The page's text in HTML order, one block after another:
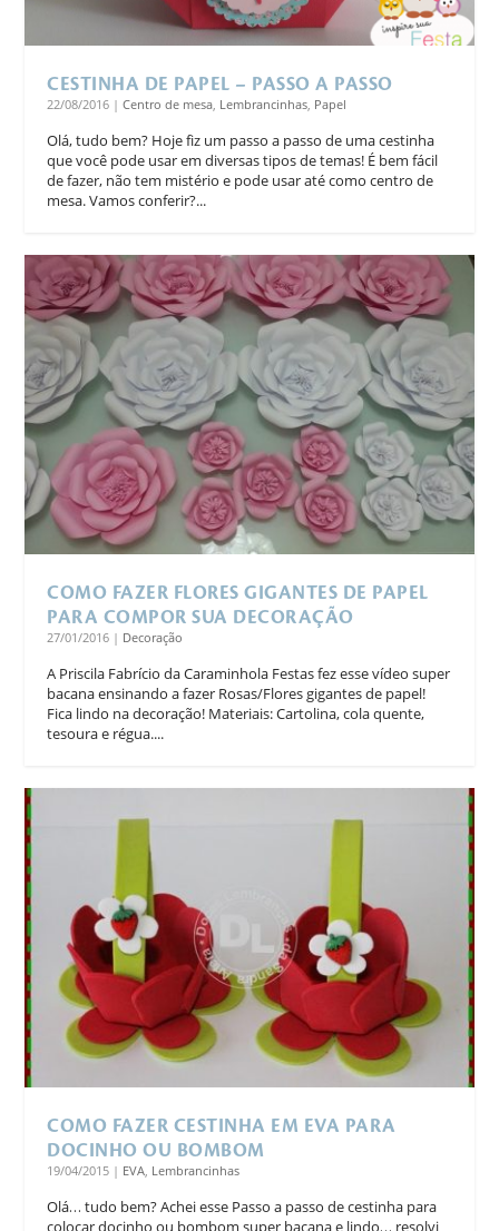
CESTINHA DE PAPEL – PASSO A PASSO
22/08/2016 |Centro de mesa, Lembrancinhas, Papel
Olá, tudo bem? Hoje fiz um passo a passo de uma cestinha
que você pode usar em diversas tipos de temas! É bem fácil
de fazer, não tem mistério e pode usar até como centro de
mesa. Vamos conferir?...
COMO FAZER FLORES GIGANTES DE PAPEL
PARA COMPOR SUA DECORAÇÃO
27/01/2016 | Decoração
A Priscila Fabrício da Caraminhola Festas fez esse vídeo super
bacana ensinando a fazer Rosas/Flores gigantes de papel!
Fica lindo na decoração! Materiais: Cartolina, cola quente,
tesoura e régua....
COMO FAZER CESTINHA EM EVA PARA
DOCINHO OU BOMBOM
19/04/2015 | EVA Lembrancinhas
Olá… tudo bem? Achei esse Passo a passo de cestinha para
colocar docinho ou bombom super bacana e lindo… resolvi